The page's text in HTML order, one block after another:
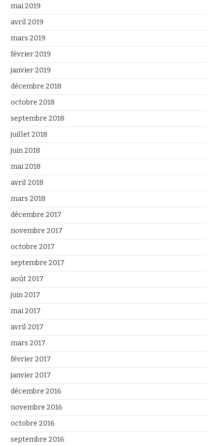
mai 2019
avril 2019
mars 2019
février 2019
janvier 2019
décembre 2018
octobre 2018
septembre 2018
juillet 2018
juin 2018
mai 2018
avril 2018
mars 2018
décembre 2017
novembre 2017
octobre 2017
septembre 2017
août 2017
juin 2017
mai 2017
avril 2017
mars 2017
février 2017
janvier 2017
décembre 2016
novembre 2016
octobre 2016
septembre 2016